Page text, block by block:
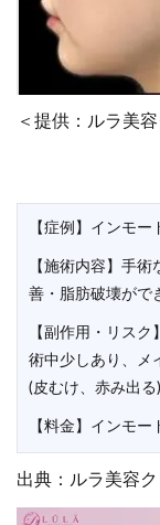
＜提供：ルラ美
【症例】インモ
【施術内容】手
善・脂肪破壊がで
【副作用・リス
術中少しあり、メ
(皮むけ、赤み出
【料金】インモ
出典：ルラ美容